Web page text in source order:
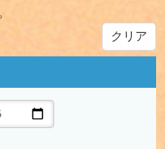
クリア